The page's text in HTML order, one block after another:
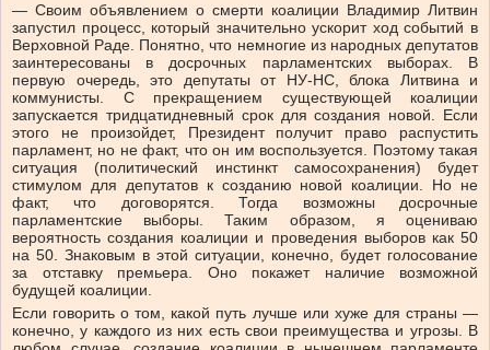
— Своим объявлением о смерти коалиции Владимир Литвин
запустил процесс, который значительно ускорит ход событий в
Верховной Раде. Понятно, что немногие из народных депутатов
заинтересованы в досрочных парламентских выборах. В
первую очередь, это депутаты от НУ-НС, блока Литвина и
коммунисты. С прекращением существующей коалиции
запускается тридцатидневный срок для создания новой. Если
этого не произойдет, Президент получит право распустить
парламент, но не факт, что он им воспользуется. Поэтому такая
ситуация (политический инстинкт самосохранения) будет
стимулом для депутатов к созданию новой коалиции. Но не
факт, что договорятся. Тогда возможны досрочные
парламентские выборы. Таким образом, я оцениваю
вероятность создания коалиции и проведения выборов как 50
на 50. Знаковым в этой ситуации, конечно, будет голосование
за отставку премьера. Оно покажет наличие возможной
будущей коалиции.
Если говорить о том, какой путь лучше или хуже для страны —
конечно, у каждого из них есть свои преимущества и угрозы. В